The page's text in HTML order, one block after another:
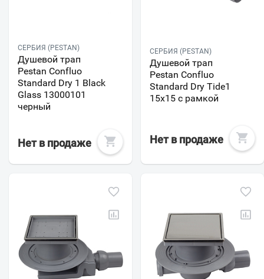
СЕРБИЯ (PESTAN)
Душевой трап
Pestan Confluo
Standard Dry 1 Black
Glass 13000101
черный
Нет в продаже
СЕРБИЯ (PESTAN)
Душевой трап
Pestan Confluo
Standard Dry Tide1
15x15 с рамкой
Нет в продаже